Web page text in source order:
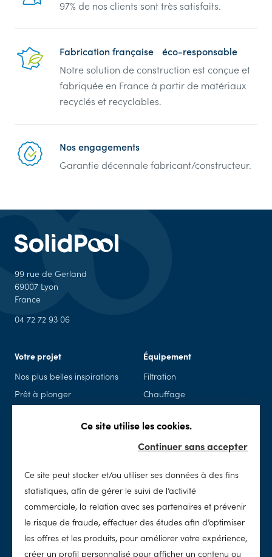
97% de nos clients sont très satisfaits.
Fabrication française éco-responsable
Notre solution de construction est conçue et
fabriquée en France à partir de matériaux
recyclés et recyclables.
Nos engagements
Garantie décennale fabricant/constructeur.
99 rue de Gerland
69007 Lyon
France
04 72 72 93 06
Votre projet
Nos plus belles inspirations
Prêt à plonger
Équipement
Filtration
Chauffage
Sécurité
Accessoires & loisirs
Entretien
Nettoyage
Chimie
Traitement de l'eau
SolidPool
Notre concept
Notre réseau
Nos valeurs
Ce site utilise les cookies.
Continuer sans accepter
Ce site peut stocker et/ou utiliser ses données à des fins
statistiques, afin de gérer le suivi de l’activité
commerciale, la relation avec ses partenaires et prévenir
le risque de fraude, effectuer des études afin d’optimiser
les offres et les produits, pour améliorer votre expérience,
créer un profil personnalisé pour afficher un contenu ou